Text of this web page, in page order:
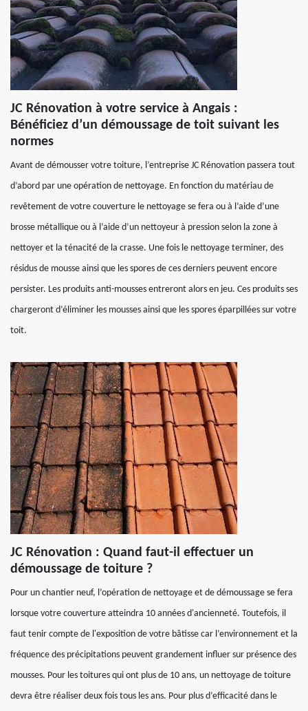
JC Rénovation à votre service à Angais :
Bénéficiez d’un démoussage de toit suivant les
normes
Avant de démousser votre toiture, l’entreprise JC Rénovation passera tout
d’abord par une opération de nettoyage. En fonction du matériau de
revêtement de votre couverture le nettoyage se fera ou à l’aide d’une
brosse métallique ou à l’aide d’un nettoyeur à pression selon la zone à
nettoyer et la ténacité de la crasse. Une fois le nettoyage terminer, des
résidus de mousse ainsi que les spores de ces derniers peuvent encore
persister. Les produits anti-mousses entreront alors en jeu. Ces produits ses
chargeront d’éliminer les mousses ainsi que les spores éparpillées sur votre
toit.
JC Rénovation : Quand faut-il effectuer un
démoussage de toiture ?
Pour un chantier neuf, l’opération de nettoyage et de démoussage se fera
lorsque votre couverture atteindra 10 années d'ancienneté. Toutefois, il
faut tenir compte de l'exposition de votre bâtisse car l’environnement et la
fréquence des précipitations peuvent grandement influer sur présence des
mousses. Pour les toitures qui ont plus de 10 ans, un nettoyage de toiture
devra être réaliser deux fois tous les ans. Pour plus d’efficacité dans le